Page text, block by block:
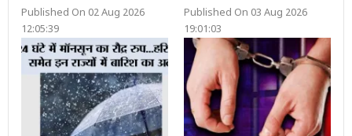
Published On 02 Aug 2026
12:05:39
Published On 03 Aug 2026
19:01:03